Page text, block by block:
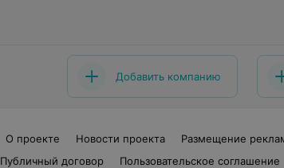
Добавить компанию
О проекте Новости проекта Размещение
Публичный договор
Пользовательское соглашение